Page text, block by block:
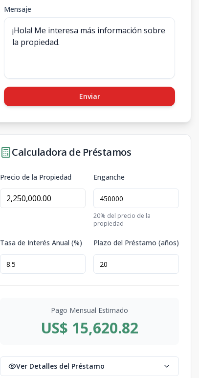
Mensaje
Enviar
Calculadora de Préstamos
Precio de la Propiedad Enganche
20% del precio de la
propiedad
Tasa de Interés Anual (%) Plazo del Préstamo (años)
Pago Mensual Estimado
US$ 15,620.82
Ver Detalles del Préstamo